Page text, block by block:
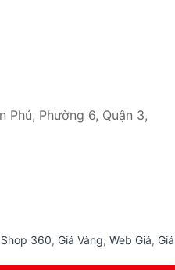
Phủ, Phường 6, Quận 3,
360, Giá Vàng, Web Giá, Giá